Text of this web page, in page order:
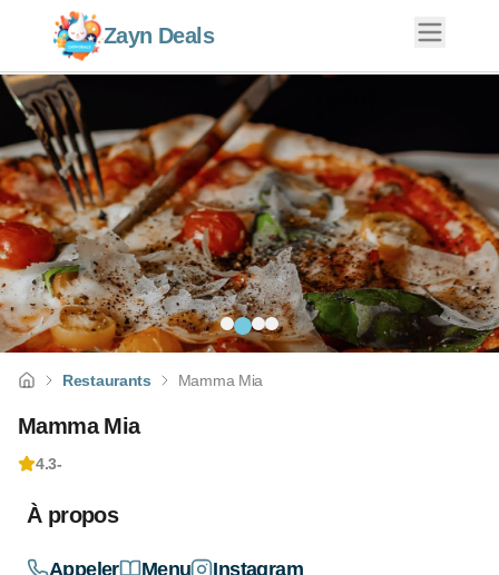
Zayn Deals
Restaurants Mamma Mia
Mamma Mia
4.3-
À propos
Appeler Menu
Instagram